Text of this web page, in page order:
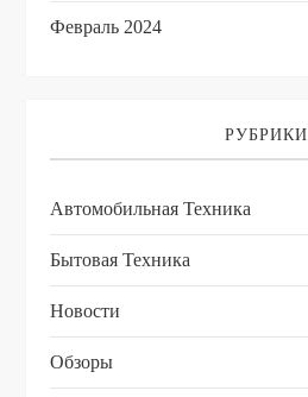
Февраль 2024
РУБРИКИ
Автомобильная Техника
Бытовая Техника
Новости
Обзоры